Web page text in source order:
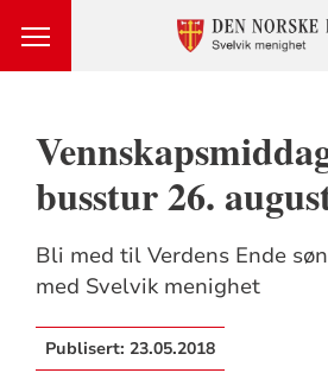
busstur 26.
Bli med til Verdens Ende
med Svelvik menighet
Publisert: 23.05.2018